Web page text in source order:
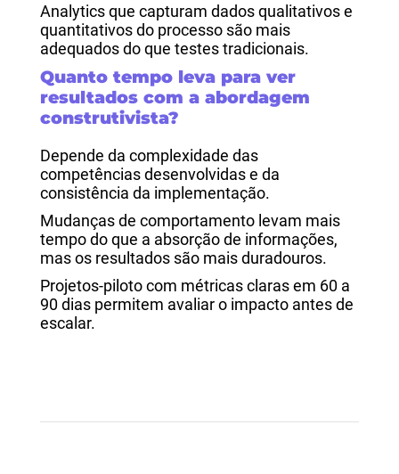
Analytics que capturam dados qualitativos e
quantitativos do processo são mais
adequados do que testes tradicionais.
Quanto tempo leva para ver
resultados com a abordagem
construtivista?
Depende da complexidade das
competências desenvolvidas e da
consistência da implementação.
Mudanças de comportamento levam mais
tempo do que a absorção de informações,
mas os resultados são mais duradouros.
Projetos-piloto com métricas claras em 60 a
90 dias permitem avaliar o impacto antes de
escalar.